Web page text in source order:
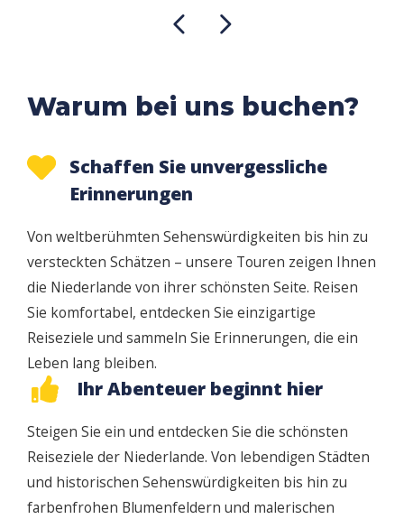
Warum bei uns buchen?
Schaffen Sie unvergessliche
Erinnerungen
Von weltberühmten Sehenswürdigkeiten bis hin zu
versteckten Schätzen – unsere Touren zeigen Ihnen
die Niederlande von ihrer schönsten Seite. Reisen
Sie komfortabel, entdecken Sie einzigartige
Reiseziele und sammeln Sie Erinnerungen, die ein
Leben lang bleiben.
Ihr Abenteuer beginnt hier
Steigen Sie ein und entdecken Sie die schönsten
Reiseziele der Niederlande. Von lebendigen Städten
und historischen Sehenswürdigkeiten bis hin zu
farbenfrohen Blumenfeldern und malerischen